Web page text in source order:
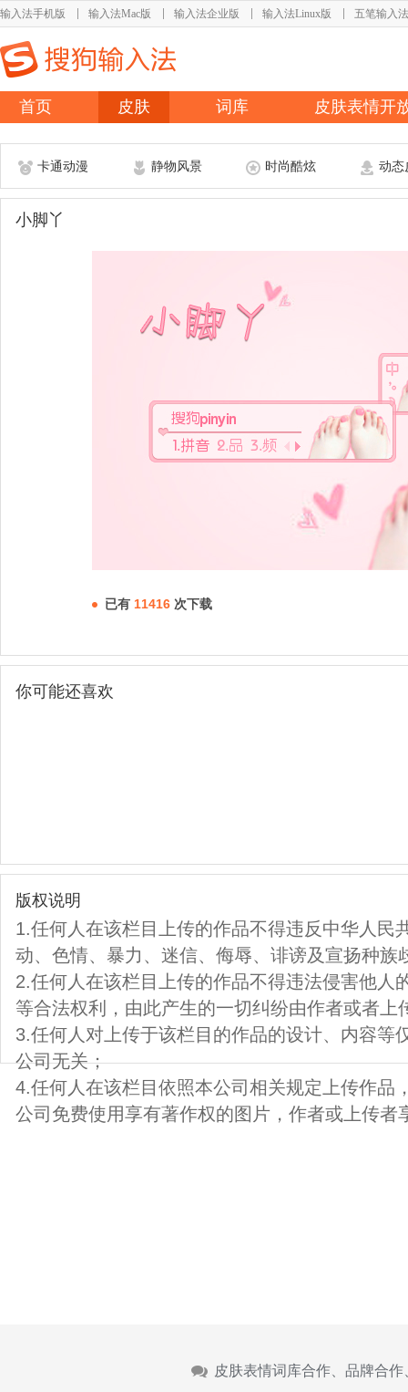
输入法手机版 输入法Mac版 输入法企业版 输入法Linux版 五笔输入法
首页 皮肤 词库 皮肤表情开
卡通动漫 静物风景 时尚酷炫 动态
小脚丫
已有 11416 次下载
你可能还喜欢
版权说明
1.任何人在该栏目上传的作品不得违反中华人民
动、色情、暴力、迷信、侮辱、诽谤及宣扬种族
2.任何人在该栏目上传的作品不得违法侵害他人
等合法权利，由此产生的一切纠纷由作者或者上
3.任何人对上传于该栏目的作品的设计、内容等
公司无关；
4.任何人在该栏目依照本公司相关规定上传作品
公司免费使用享有著作权的图片，作者或上传者
皮肤表情词库合作、品牌合